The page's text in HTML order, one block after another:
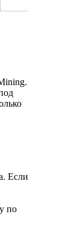
Если
по